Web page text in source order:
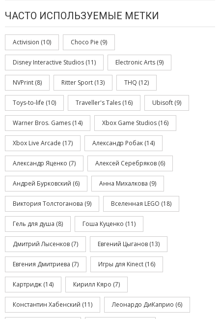
ЧАСТО ИСПОЛЬЗУЕМЫЕ МЕТКИ
Activision (10) Choco Pie (9)
Disney Interactive Studios (11) Electronic Arts (9)
NVPrint (8) Ritter Sport (13) THQ (12)
Toys-to-life (10) Traveller's Tales (16) Ubisoft (9)
Warner Bros. Games (14) Xbox Game Studios (16)
Xbox Live Arcade (17) Александр Робак (14)
Александр Яценко (7) Алексей Серебряков (6)
Андрей Бурковский (6) Анна Михалкова (9)
Виктория Толстоганова (9) Вселенная LEGO (18)
Гель для душа (8) Гоша Куценко (11)
Дмитрий Лысенков (7) Евгений Цыганов (13)
Евгения Дмитриева (7) Игры для Kinect (16)
Картридж (14) Кирилл Кяро (7)
Константин Хабенский (11) Леонардо ДиКаприо (6)